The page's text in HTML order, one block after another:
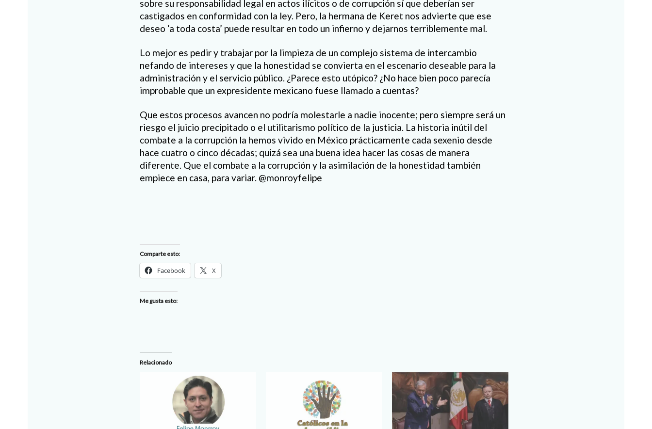
sobre su responsabilidad legal en actos ilícitos o de corrupción sí que deberían ser
castigados en conformidad con la ley. Pero, la hermana de Keret nos advierte que ese
deseo ‘a toda costa’ puede resultar en todo un infierno y dejarnos terriblemente mal.
Lo mejor es pedir y trabajar por la limpieza de un complejo sistema de intercambio
nefando de intereses y que la honestidad se convierta en el escenario deseable para la
administración y el servicio público. ¿Parece esto utópico? ¿No hace bien poco parecía
improbable que un expresidente mexicano fuese llamado a cuentas?
Que estos procesos avancen no podría molestarle a nadie inocente; pero siempre será un
riesgo el juicio precipitado o el utilitarismo político de la justicia. La historia inútil del
combate a la corrupción la hemos vivido en México prácticamente cada sexenio desde
hace cuatro o cinco décadas; quizá sea una buena idea hacer las cosas de manera
diferente. Que el combate a la corrupción y la asimilación de la honestidad también
empiece en casa, para variar. @monroyfelipe
Comparte esto:
Facebook X
Me gusta esto:
Relacionado